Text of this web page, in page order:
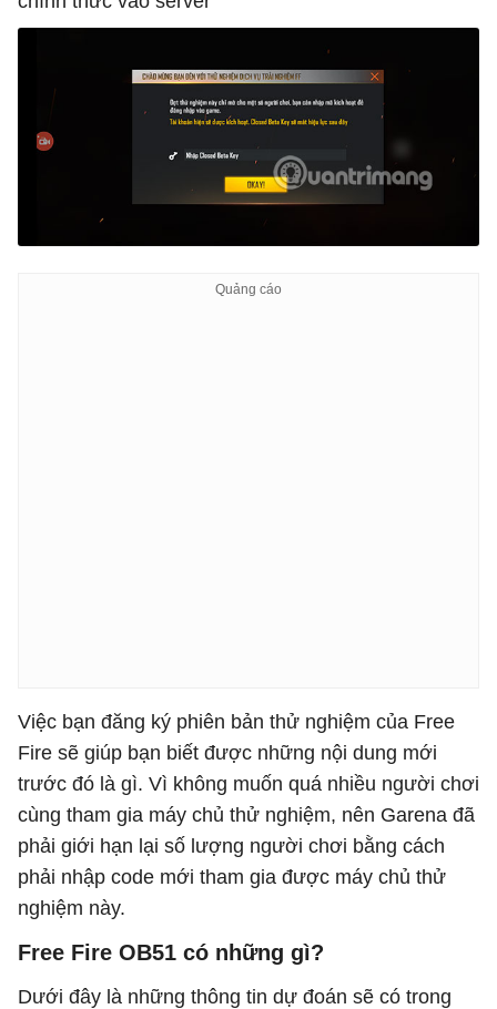
Việc bạn đăng ký phiên bản thử nghiệm của Free
Fire sẽ giúp bạn biết được những nội dung mới
trước đó là gì. Vì không muốn quá nhiều người chơi
cùng tham gia máy chủ thử nghiệm, nên Garena đã
phải giới hạn lại số lượng người chơi bằng cách
phải nhập code mới tham gia được máy chủ thử
nghiệm này.
Free Fire OB51 có những gì?
Dưới đây là những thông tin dự đoán sẽ có trong